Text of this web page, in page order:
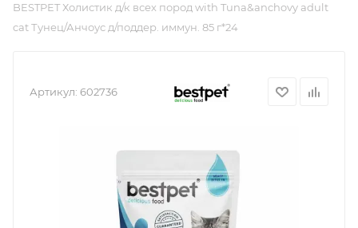
BESTPET Холистик д/к всех пород with Tuna&anchovy adult
cat Тунец/Анчоус д/поддер. иммун. 85 г*24
Артикул: 602736